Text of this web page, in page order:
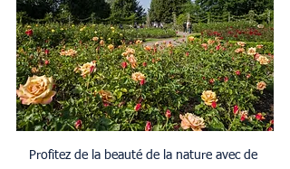
Profitez de la beauté de la nature avec de